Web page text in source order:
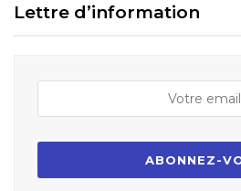
Lettre d’information